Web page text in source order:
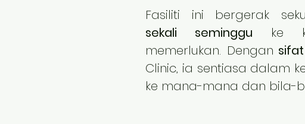
Fasiliti ini bergerak
sekali seminggu ke
memerlukan. Dengan
Clinic, ia sentiasa dalam
ke mana-mana dan bila-